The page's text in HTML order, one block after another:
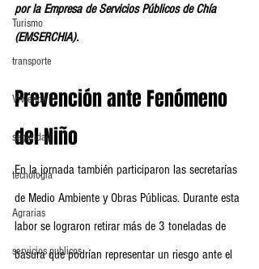
Turismo
transporte
Vivienda
seguridad
tecnología
Agrarias
servicios publicos
por la Empresa de Servicios Públicos de Chía
(EMSERCHIA).
Prevención ante Fenómeno
del Niño
En la jornada también participaron las secretarías
de Medio Ambiente y Obras Públicas. Durante esta
labor se lograron retirar más de 3 toneladas de
basura que podrían representar un riesgo ante el